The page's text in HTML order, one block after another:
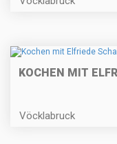
KOCHEN MIT
Vöcklabruck